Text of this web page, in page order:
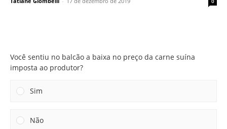
Você sentiu no balcão a baixa no preço da carne suína
imposta ao produtor?
Sim
Não